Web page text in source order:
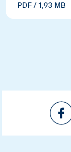
PDF / 1,93 MB